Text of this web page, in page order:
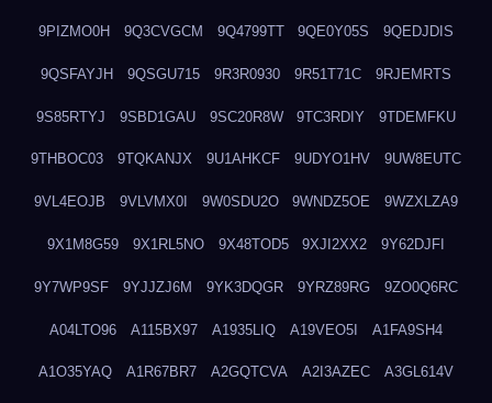
9PIZMO0H 9Q3CVGCM 9Q4799TT 9QE0Y05S 9QEDJDIS
9QSFAYJH 9QSGU715 9R3R0930 9R51T71C 9RJEMRTS
9S85RTYJ 9SBD1GAU 9SC20R8W 9TC3RDIY 9TDEMFKU
9THBOC03 9TQKANJX 9U1AHKCF 9UDYO1HV 9UW8EUTC
9VL4EOJB 9VLVMX0I 9W0SDU2O 9WNDZ5OE 9WZXLZA9
9X1M8G59 9X1RL5NO 9X48TOD5 9XJI2XX2 9Y62DJFI
9Y7WP9SF 9YJJZJ6M 9YK3DQGR 9YRZ89RG 9ZO0Q6RC
A04LTO96 A115BX97 A1935LIQ A19VEO5I A1FA9SH4
A1O35YAQ A1R67BR7 A2GQTCVA A2I3AZEC A3GL614V